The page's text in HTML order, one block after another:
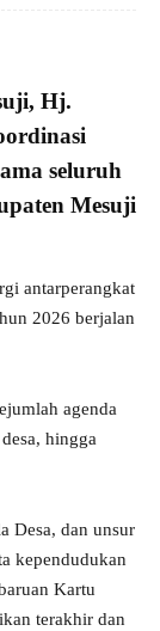
Hj.
seluruh
Mesuji
antarperangkat
2026 berjalan
agenda
hingga
Desa, dan unsur
kependudukan
Kartu
terakhir dan